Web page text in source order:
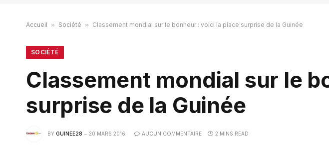
Accueil » Société » Classement mondial sur le bonheur : voici la place surprise de la Guinée
SOCIÉTÉ
Classement mondial sur le
surprise de la Guinée
BY GUINEE28 20 MARS 2016 AUCUN COMMENTAIRE 2 MINS READ